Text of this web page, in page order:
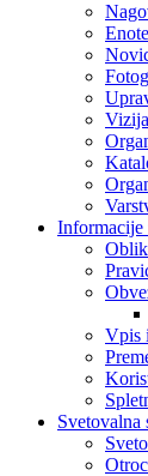
Enote
Vizija
Informacije
Vpis
Svetovalna